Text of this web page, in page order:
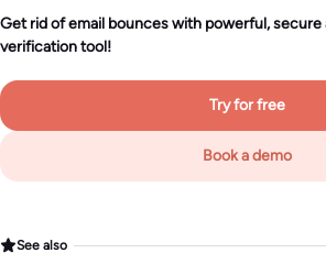
Get rid of email bounces with powerful, secure
verification tool!
Try for free
Book a demo
See also